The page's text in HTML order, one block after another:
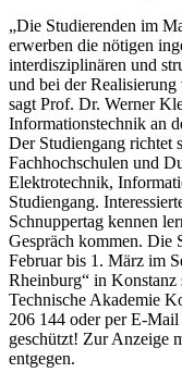
„Die Studierenden im
erwerben die nötigen
interdisziplinären und
und bei der
sagt Prof. Dr. Werner
Informationstechnik an
Der Studiengang richtet
Fachhochschulen und
Elektrotechnik,
Studiengang.
Schnuppertag kennen
Gespräch kommen. Die
Februar bis 1. März im
Rheinburg“ in Konstanz
Technische Akademie
206 144 oder per E-Mail
geschützt! Zur Anzeige
entgegen.